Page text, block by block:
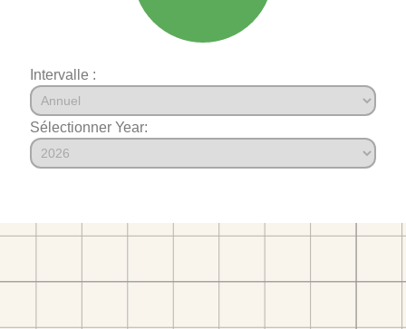
Intervalle :
Sélectionner Year: